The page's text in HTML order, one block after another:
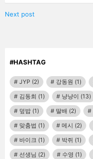
Next post
#HASHTAG
JYP (2) 강동원 (1)
김동희 (1) 냥냥이 (13)
덮밥 (1) 딸배 (2)
맞춤법 (1) 메시 (2)
바이크 (1) 박쥐 (1)
선생님 (2) 수영 (1)